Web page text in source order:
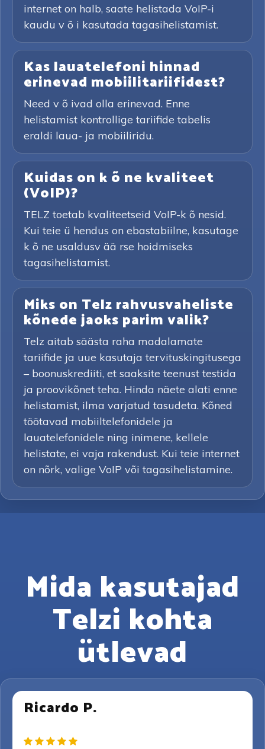
internet on halb, saate helistada VoIP-i
kaudu v õ i kasutada tagasihelistamist.
Kas lauatelefoni hinnad
erinevad mobiilitariifidest?
Need v õ ivad olla erinevad. Enne
helistamist kontrollige tariifide tabelis
eraldi laua- ja mobiiliridu.
Kuidas on k õ ne kvaliteet
(VoIP)?
TELZ toetab kvaliteetseid VoIP-k õ nesid.
Kui teie ü hendus on ebastabiilne, kasutage
k õ ne usaldusv ää rse hoidmiseks
tagasihelistamist.
Miks on Telz rahvusvaheliste
kõnede jaoks parim valik?
Telz aitab säästa raha madalamate
tariifide ja uue kasutaja tervituskingitusega
– boonuskrediiti, et saaksite teenust testida
ja proovikõnet teha. Hinda näete alati enne
helistamist, ilma varjatud tasudeta. Kõned
töötavad mobiiltelefonidele ja
lauatelefonidele ning inimene, kellele
helistate, ei vaja rakendust. Kui teie internet
on nõrk, valige VoIP või tagasihelistamine.
Mida kasutajad
Telzi kohta
ütlevad
Ricardo P.